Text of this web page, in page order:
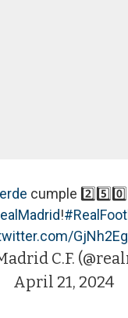
cumple
!
C.F.
April 21, 2024